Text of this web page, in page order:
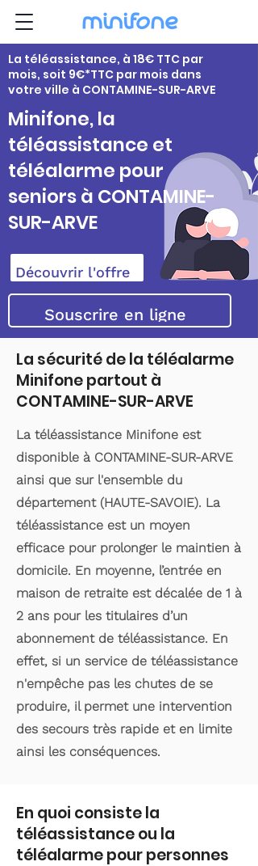
La téléassistance, à 18€ TTC par
mois, soit 9€*TTC par mois dans
votre ville à CONTAMINE-SUR-ARVE
Minifone, la
téléassistance et
téléalarme pour
seniors à CONTAMINE-
SUR-ARVE
Découvrir l'offre
Souscrire en ligne
La sécurité de la téléalarme
Minifone partout à
CONTAMINE-SUR-ARVE
La téléassistance Minifone est
disponible à CONTAMINE-SUR-ARVE
ainsi que sur l'ensemble du
département (HAUTE-SAVOIE). La
téléassistance est un moyen
efficace pour prolonger le maintien à
domicile. En moyenne, l’entrée en
maison de retraite est décalée de 1 à
2 ans pour les titulaires d’un
abonnement de téléassistance. En
effet, si un service de téléassistance
n'empêche pas les chutes de se
produire, il permet une intervention
des secours très rapide et en limite
ainsi les conséquences.
En quoi consiste la
téléassistance ou la
téléalarme pour personnes